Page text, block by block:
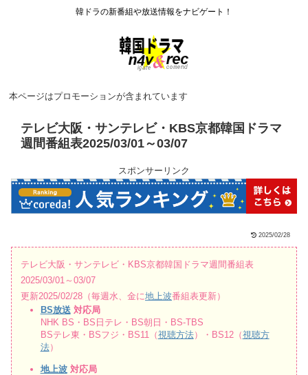
韓ドラの新番組や放送情報をナビゲート！
本ページはプロモーションが含まれています
テレビ大阪・サンテレビ・KBS京都韓国ドラマ
週間番組表2025/03/01～03/07
スポンサーリンク
2025/02/28
テレビ大阪・サンテレビ・KBS京都韓国ドラマ週間番組表
2025/03/01～03/07
更新2025/02/28（毎週水、金に地上波番組表更新）
BS放送 対応局
NHK BS・BS日テレ・BS朝日・BS-TBS
BSテレ東・BSフジ・BS11（視聴方法）・BS12（視聴方
法）
地上波対応局